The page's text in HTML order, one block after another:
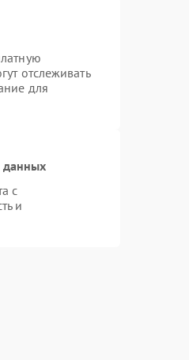
отслеживать
для
данных
с
и